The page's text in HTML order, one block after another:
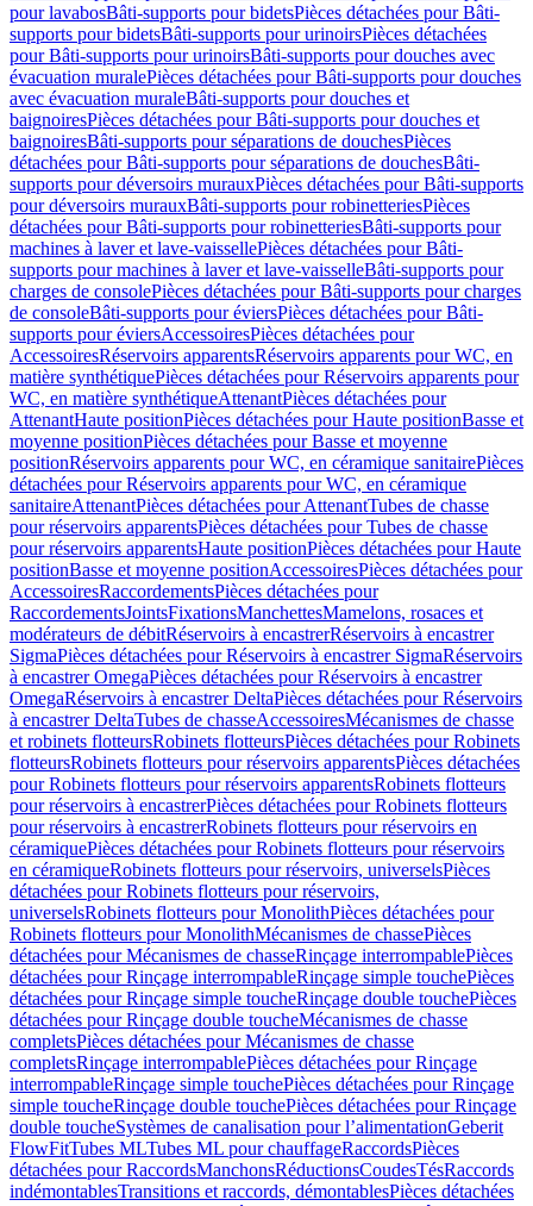
pour lavabosBâti-supports pour bidetsPièces détachées pour Bâti-
supports pour bidetsBâti-supports pour urinoirsPièces détachées
pour Bâti-supports pour urinoirsBâti-supports pour douches avec
évacuation muralePièces détachées pour Bâti-supports pour douches
avec évacuation muraleBâti-supports pour douches et
baignoiresPièces détachées pour Bâti-supports pour douches et
baignoiresBâti-supports pour séparations de douchesPièces
détachées pour Bâti-supports pour séparations de douchesBâti-
supports pour déversoirs murauxPièces détachées pour Bâti-supports
pour déversoirs murauxBâti-supports pour robinetteriesPièces
détachées pour Bâti-supports pour robinetteriesBâti-supports pour
machines à laver et lave-vaissellePièces détachées pour Bâti-
supports pour machines à laver et lave-vaisselleBâti-supports pour
charges de consolePièces détachées pour Bâti-supports pour charges
de consoleBâti-supports pour éviersPièces détachées pour Bâti-
supports pour éviersAccessoiresPièces détachées pour
AccessoiresRéservoirs apparentsRéservoirs apparents pour WC, en
matière synthétiquePièces détachées pour Réservoirs apparents pour
WC, en matière synthétiqueAttenantPièces détachées pour
AttenantHaute positionPièces détachées pour Haute positionBasse et
moyenne positionPièces détachées pour Basse et moyenne
positionRéservoirs apparents pour WC, en céramique sanitairePièces
détachées pour Réservoirs apparents pour WC, en céramique
sanitaireAttenantPièces détachées pour AttenantTubes de chasse
pour réservoirs apparentsPièces détachées pour Tubes de chasse
pour réservoirs apparentsHaute positionPièces détachées pour Haute
positionBasse et moyenne positionAccessoiresPièces détachées pour
AccessoiresRaccordementsPièces détachées pour
RaccordementsJointsFixationsManchettesMamelons, rosaces et
modérateurs de débitRéservoirs à encastrerRéservoirs à encastrer
SigmaPièces détachées pour Réservoirs à encastrer SigmaRéservoirs
à encastrer OmegaPièces détachées pour Réservoirs à encastrer
OmegaRéservoirs à encastrer DeltaPièces détachées pour Réservoirs
à encastrer DeltaTubes de chasseAccessoiresMécanismes de chasse
et robinets flotteursRobinets flotteursPièces détachées pour Robinets
flotteursRobinets flotteurs pour réservoirs apparentsPièces détachées
pour Robinets flotteurs pour réservoirs apparentsRobinets flotteurs
pour réservoirs à encastrerPièces détachées pour Robinets flotteurs
pour réservoirs à encastrerRobinets flotteurs pour réservoirs en
céramiquePièces détachées pour Robinets flotteurs pour réservoirs
en céramiqueRobinets flotteurs pour réservoirs, universelsPièces
détachées pour Robinets flotteurs pour réservoirs,
universelsRobinets flotteurs pour MonolithPièces détachées pour
Robinets flotteurs pour MonolithMécanismes de chassePièces
détachées pour Mécanismes de chasseRinçage interrompablePièces
détachées pour Rinçage interrompableRinçage simple touchePièces
détachées pour Rinçage simple toucheRinçage double touchePièces
détachées pour Rinçage double toucheMécanismes de chasse
completsPièces détachées pour Mécanismes de chasse
completsRinçage interrompablePièces détachées pour Rinçage
interrompableRinçage simple touchePièces détachées pour Rinçage
simple toucheRinçage double touchePièces détachées pour Rinçage
double toucheSystèmes de canalisation pour l’alimentationGeberit
FlowFitTubes MLTubes ML pour chauffageRaccordsPièces
détachées pour RaccordsManchonsRéductionsCoudesTésRaccords
indémontablesTransitions et raccords, démontablesPièces détachées